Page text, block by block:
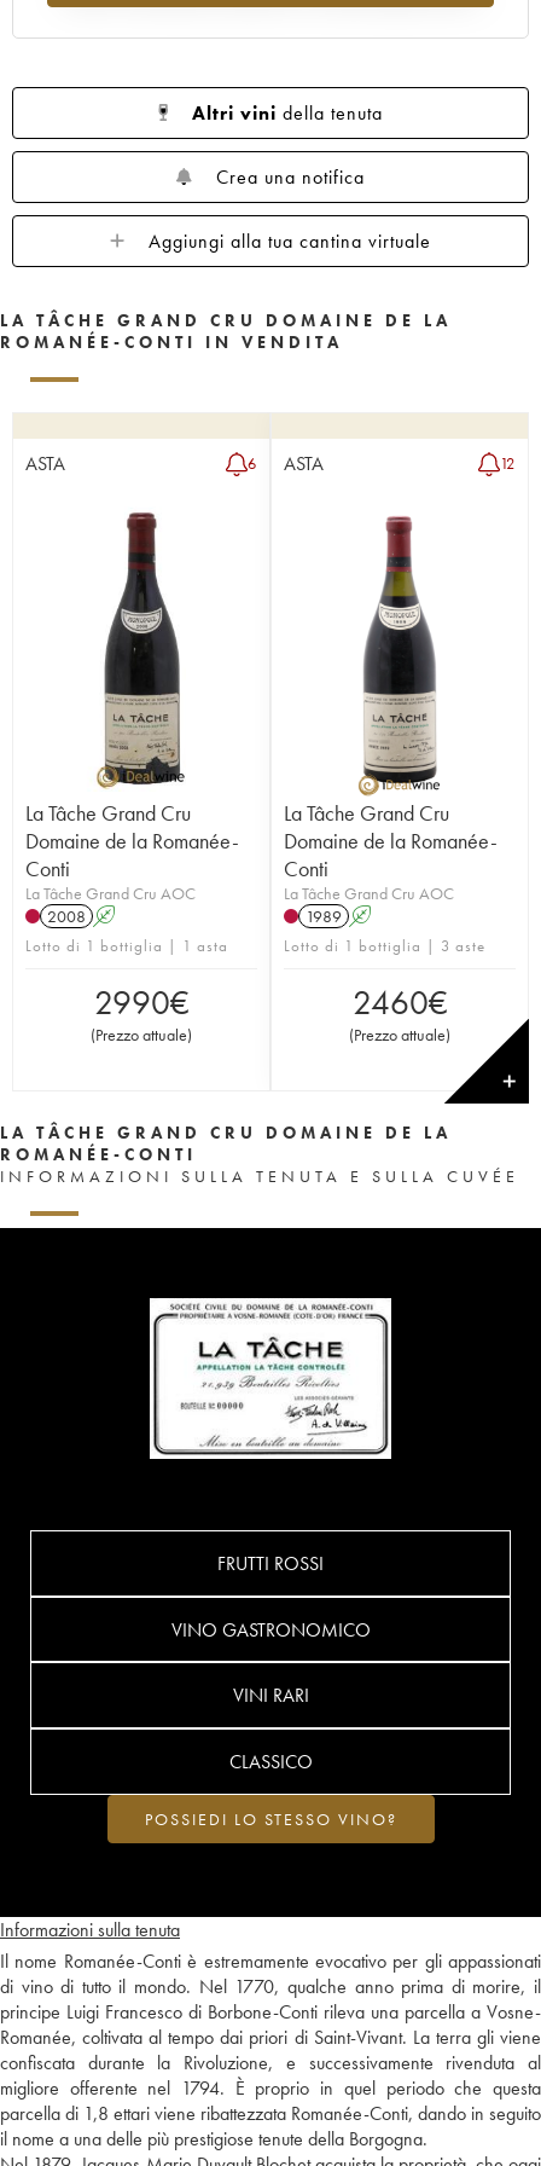
1957
1956 1955 1953
1952
1951
1950 1949 1948
1947
1945 1943 1942
1937
Altri vini della tenuta
Crea una notifica
Aggiungi alla tua cantina virtuale
LA TÂCHE GRAND CRU DOMAINE DE LA
ROMANÉE-CONTI IN VENDITA
ASTA 6
La Tâche Grand Cru
Domaine de la Romanée-
Conti
La Tâche Grand Cru AOC
2008 A
Lotto di 1 bottiglia | 1 asta
2990€
(Prezzo attuale)
ASTA 12
La Tâche Grand Cru
Domaine de la Romanée-
Conti
La Tâche Grand Cru AOC
1989 A
Lotto di 1 bottiglia | 3 aste
2460€
(Prezzo attuale)
✕
LA TÂCHE GRAND CRU DOMAINE DE LA
ROMANÉE-CONTI
INFORMAZIONI SULLA TENUTA E SULLA CUVÉE
Informazioni sulla tenuta
Il nome Romanée-Conti è estremamente evocativo per gli appassionati
di vino di tutto il mondo. Nel 1770, qualche anno prima di morire, il
principe Luigi Francesco di Borbone-Conti rileva una parcella a Vosne-
Romanée, coltivata al tempo dai priori di Saint-Vivant. La terra gli viene
confiscata durante la Rivoluzione, e successivamente rivenduta al
migliore offerente nel 1794. È proprio in quel periodo che questa
parcella di 1,8 ettari viene ribattezzata Romanée-Conti, dando in seguito
il nome a una delle più prestigiose tenute della Borgogna.
FRUTTI ROSSI
VINO GASTRONOMICO
VINI RARI
CLASSICO
POSSIEDI LO STESSO VINO?